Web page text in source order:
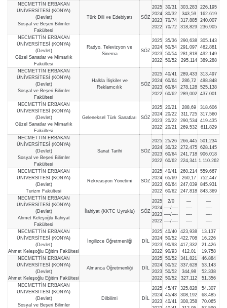
NECMETTİN ERBAKAN
ÜNİVERSİTESİ (KONYA)
(Devlet)
Sosyal ve Beşeri Bilimler
Fakültesi
Türk Dili ve Edebiyatı SÖZ
2025
2024
2023
2022
30/31
30/32
70/74
70/72
303,283
343,59
317,885
318,829
226.195
162.619
240.007
236.905
NECMETTİN ERBAKAN
ÜNİVERSİTESİ (KONYA)
(Devlet)
Güzel Sanatlar ve Mimarlık
Fakültesi
Radyo, Televizyon ve
Sinema
SÖZ
2025
2024
2023
2022
35/36
50/54
50/54
50/52
290,638
291,097
281,818
295,114
305.143
462.881
492.149
389.288
NECMETTİN ERBAKAN
ÜNİVERSİTESİ (KONYA)
(Devlet)
Sosyal ve Beşeri Bilimler
Fakültesi
Halkla İlişkiler ve
Reklamcılık
SÖZ
2025
2024
2023
2022
40/41
60/64
60/64
60/62
289,433
286,72
278,128
289,002
313.497
498.848
525.138
437.001
NECMETTİN ERBAKAN
ÜNİVERSİTESİ (KONYA)
(Devlet)
Güzel Sanatlar ve Mimarlık
Fakültesi
Geleneksel Türk Sanatları SÖZ
2025
2024
2023
2022
20/21
20/22
20/22
20/21
288,69
311,725
290,534
269,532
318.606
317.560
419.435
611.829
NECMETTİN ERBAKAN
ÜNİVERSİTESİ (KONYA)
(Devlet)
Sosyal ve Beşeri Bilimler
Fakültesi
Sanat Tarihi SÖZ
2025
2024
2023
2022
25/26
30/32
60/64
60/62
266,445
272,475
241,718
224,341
501.234
628.145
906.018
1.110.262
NECMETTİN ERBAKAN
ÜNİVERSİTESİ (KONYA)
(Devlet)
Turizm Fakültesi
Rekreasyon Yönetimi SÖZ
2025
2024
2023
2022
40/41
65/69
60/64
60/62
260,214
260,17
247,039
247,818
559.667
752.447
845.931
843.369
NECMETTİN ERBAKAN
ÜNİVERSİTESİ (KONYA)
(Devlet)
Ahmet Keleşoğlu İlahiyat
Fakültesi
İlahiyat (KKTC Uyruklu) SÖZ
2025
2024
2023
2022
2/0
—-/—-
—-/—-
—-/—-
—
—-
—-
—-
—
—-
—-
—-
NECMETTİN ERBAKAN
ÜNİVERSİTESİ (KONYA)
(Devlet)
Ahmet Keleşoğlu Eğitim Fakültesi
İngilizce Öğretmenliği DİL
2025
2024
2023
2022
40/40
50/52
90/93
90/93
423,938
422,708
417,332
412,01
13.137
16.226
21.426
19.758
NECMETTİN ERBAKAN
ÜNİVERSİTESİ (KONYA)
(Devlet)
Ahmet Keleşoğlu Eğitim Fakültesi
Almanca Öğretmenliği DİL
2025
2024
2023
2022
50/52
50/52
50/52
50/52
341,821
337,628
344,98
327,112
46.884
53.143
52.338
51.356
NECMETTİN ERBAKAN
ÜNİVERSİTESİ (KONYA)
(Devlet)
Sosyal ve Beşeri Bilimler
Dilbilimi DİL
2025
2024
2023
45/47
45/48
40/41
325,828
308,192
308,358
54.307
68.485
70.065